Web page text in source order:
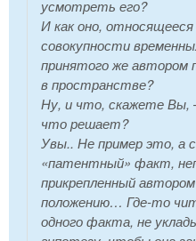
усмотреть его?
И как оно, относящееся
совокупности
принятого же автором
в пространстве?
Ну, и что, скажете Вы,
что решает?
Увы.. Не пример это, а
«патентный» факт,
прикрепленный
положению… Где-то
одного факта, не